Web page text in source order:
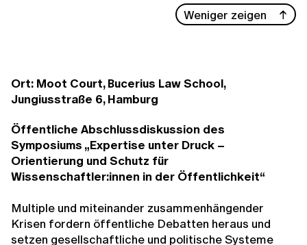
Weniger zeigen
Ort: Moot Court, Bucerius Law School,
Jungiusstraße 6, Hamburg
Öffentliche Abschlussdiskussion des
Symposiums „Expertise unter Druck –
Orientierung und Schutz für
Wissenschaftler:innen in der Öffentlichkeit“
Multiple und miteinander zusammenhängender
Krisen fordern öffentliche Debatten heraus und
setzen gesellschaftliche und politische Systeme